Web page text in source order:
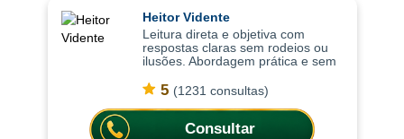
Heitor Vidente
Leitura direta e objetiva com
respostas claras sem rodeios ou
ilusões. Abordagem prática e sem
compreender situações de forma
clara, trazendo respostas diretas
para
5 (1231 consultas)
Consultar